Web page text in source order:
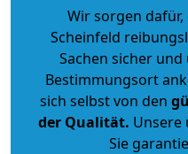
Wir sorgen
Scheinfeld
Sachen sicher
Bestimmungsort
sich selbst von den
der Qualität. Unsere
Sie